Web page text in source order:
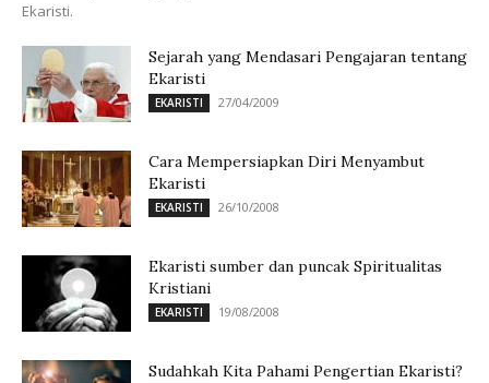
Ekaristi.
Sejarah yang Mendasari Pengajaran tentang
Ekaristi
EKARISTI 27/04/2009
Cara Mempersiapkan Diri Menyambut
Ekaristi
EKARISTI 26/10/2008
Ekaristi sumber dan puncak Spiritualitas
Kristiani
EKARISTI 19/08/2008
Sudahkah Kita Pahami Pengertian Ekaristi?